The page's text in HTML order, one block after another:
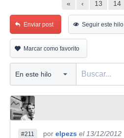
« ‹ 13 14
Enviar post Seguir este hilo
Marcar como favorito
#211 por elpezs el 13/12/2012